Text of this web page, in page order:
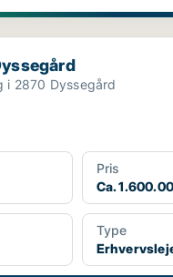
i 2870 Dyssegård
Pris
Ca.
Type